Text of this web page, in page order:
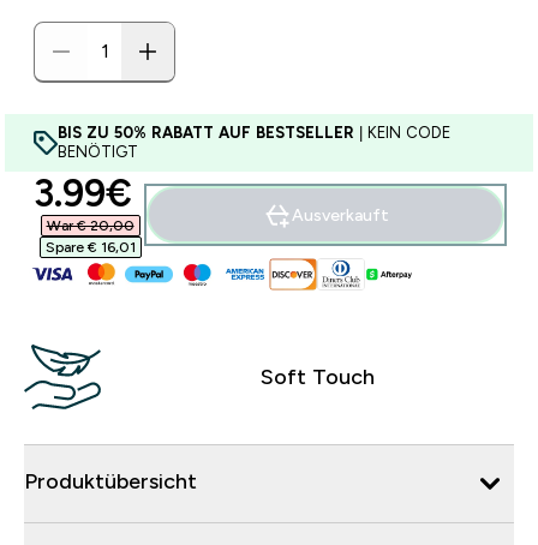
BIS ZU 50% RABATT AUF BESTSELLER | KEIN CODE
BENÖTIGT
discounted price
3.99€‎
War € 20,00‎
Spare € 16,01‎
Ausverkauft
Soft Touch
Produktübersicht